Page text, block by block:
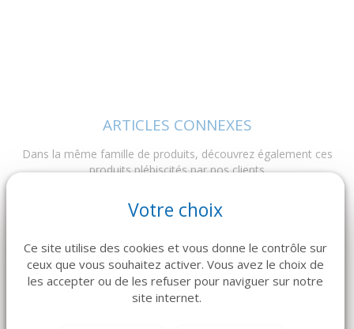
ARTICLES CONNEXES
Dans la même famille de produits, découvrez également ces
produits plébiscités par nos clients
Votre choix
Ce site utilise des cookies et vous donne le contrôle sur
ceux que vous souhaitez activer. Vous avez le choix de
les accepter ou de les refuser pour naviguer sur notre
site internet.